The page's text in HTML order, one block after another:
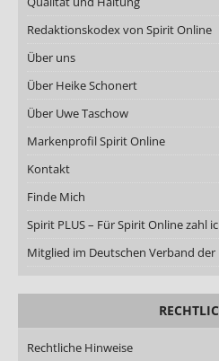
Redaktionskodex von Spirit Online
Über uns
Über Heike Schonert
Über Uwe Taschow
Markenprofil Spirit Online
Kontakt
Finde Mich
Spirit PLUS – Für Spirit Online zahl
Mitglied im Deutschen Verband der
Rechtliche Hinweise